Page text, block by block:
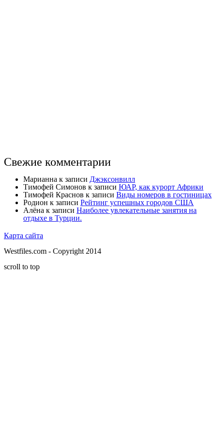
Свежие комментарии
Марианна к записи Джэксонвилл
Тимофей Симонов к записи ЮАР, как курорт Африки
Тимофей Краснов к записи Виды номеров в гостиницах
Родион к записи Рейтинг успешных городов США
Алёна к записи Наиболее увлекательные занятия на
отдыхе в Турции.
Карта сайта
Westfiles.com - Copyright 2014
scroll to top